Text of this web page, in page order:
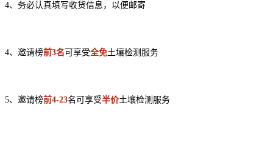
4、务必认真填写收货信息，以便邮寄
4、邀请榜前3名 可享受全免土壤检测服务
5、邀请榜前4-23名可享受半价土壤检测服务